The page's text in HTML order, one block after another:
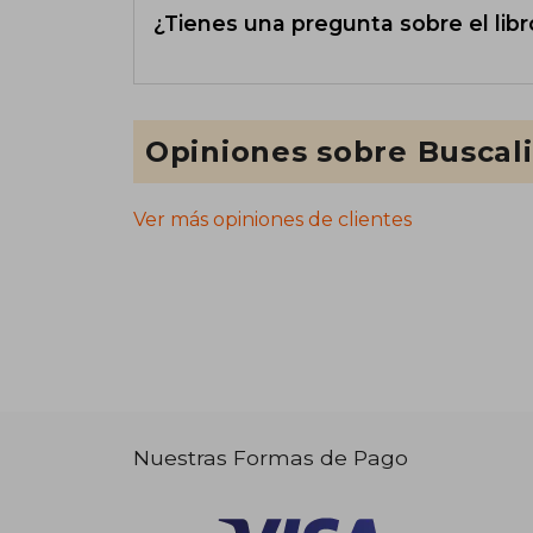
¿Tienes una pregunta sobre el
Opiniones sobre
Ver más opiniones de clientes
Nuestras Formas de Pago